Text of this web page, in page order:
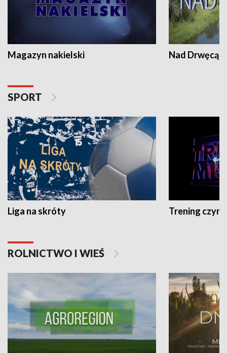
Magazyn nakielski Nad Drwęcą
SPORT
Liga na skróty Trening czyni
ROLNICTWO I WIEŚ